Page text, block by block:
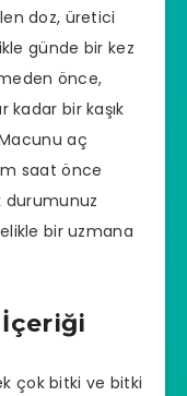
doz, üretici
günde bir kez
önce,
bir kaşık
Macunu aç
saat önce
durumunuz
bir uzmana
İçeriği
çok bitki ve bitki